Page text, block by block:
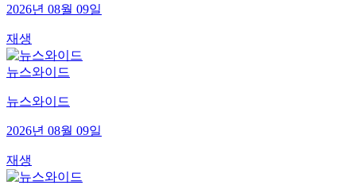
2026년 08월 09일
재생
뉴스와이드
뉴스와이드
2026년 08월 09일
재생